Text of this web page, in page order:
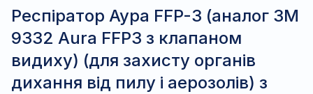
Респіратор Аура FFP-3 (аналог 3М
9332 Aura FFP3 з клапаном
видиху) (для захисту органів
дихання від пилу і аерозолів) з